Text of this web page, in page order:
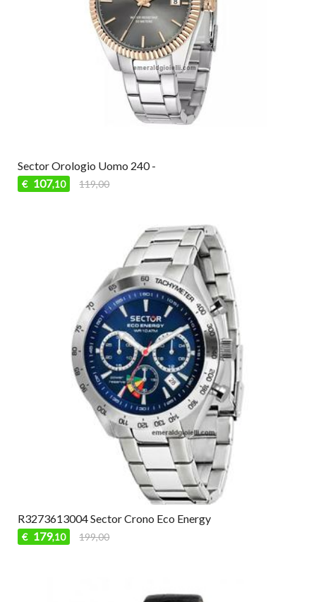
Sector Orologio Uomo 240 -
€ 107,10 119,00
R3273613004 Sector Crono Eco Energy
€ 179,10 199,00